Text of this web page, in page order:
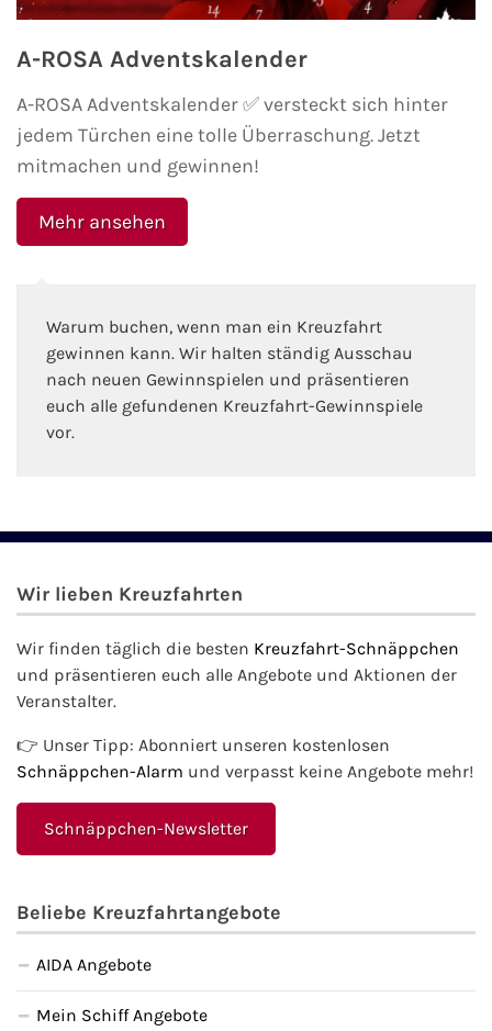
Norwegen-Kreuzfahrt
Orient-Kreuzfahrt
Weltreise-Kreuzfahrt
AIDA Cruises
TUI Cruises
MSC Kreuzfahrten
Phoenix Reisen
Hapag-Lloyd Cruises
Cunard Line
Hurtigruten
Norwegian Cruise Line
Royal Caribbean International
Alle Reedereien
Flusskreuzfahrten
A-ROSA Adventskalender
A-ROSA Adventskalender ✅ versteckt sich hinter
jedem Türchen eine tolle Überraschung. Jetzt
mitmachen und gewinnen!
Mehr ansehen
Warum buchen, wenn man ein Kreuzfahrt
gewinnen kann. Wir halten ständig Ausschau
nach neuen Gewinnspielen und präsentieren
euch alle gefundenen Kreuzfahrt-Gewinnspiele
vor.
Wir lieben Kreuzfahrten
Wir finden täglich die besten Kreuzfahrt-Schnäppchen
und präsentieren euch alle Angebote und Aktionen der
Veranstalter.
👉 Unser Tipp: Abonniert unseren kostenlosen
Schnäppchen-Alarm und verpasst keine Angebote mehr!
Schnäppchen-Newsletter
Beliebe Kreuzfahrtangebote
AIDA Angebote
Mein Schiff Angebote